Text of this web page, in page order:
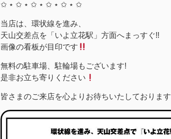
✩ ⋆ ✩ ⋆ ✩ ⋆ ✩ ⋆ ✩ ⋆ ✩
当店は、環状線を進み、
天山交差点を「いよ立花駅」方面へまっすぐ!!
画像の看板が目印です
無料の駐車場、駐輪場もございます!
是非お立ち寄りください
皆さまのご来店を心よりお待ちいたしております